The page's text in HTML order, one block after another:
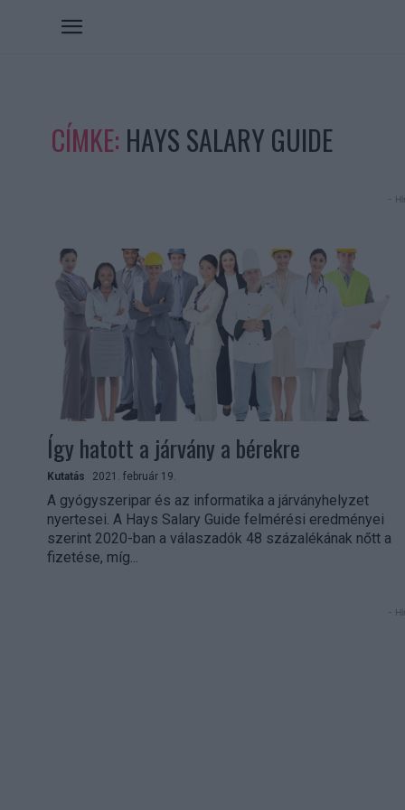
CÍMKE: HAYS SALARY GUIDE
-
Így hatott a járvány a bérekre
Kutatás 2021. február 19.
A gyógyszeripar és az informatika a járványhelyzet
nyertesei. A Hays Salary Guide felmérési eredményei
szerint 2020-ban a válaszadók 48 százalékának nőtt a
fizetése, míg...
-